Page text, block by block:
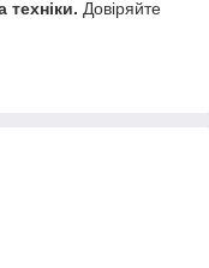
техніки. Довіряйте